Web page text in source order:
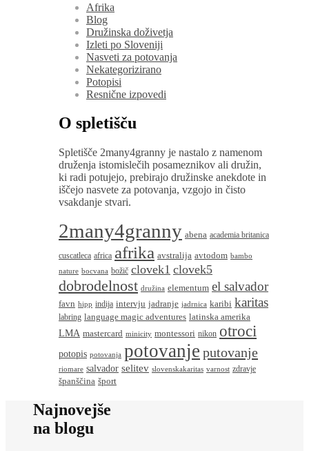
Afrika
Blog
Družinska doživetja
Izleti po Sloveniji
Nasveti za potovanja
Nekategorizirano
Potopisi
Resnične izpovedi
O spletišču
Spletišče 2many4granny je nastalo z namenom
druženja istomislečih posameznikov ali družin,
ki radi potujejo, prebirajo družinske anekdote in
iščejo nasvete za potovanja, vzgojo in čisto
vsakdanje stvari.
2many4granny abena academia britanica
cuscatleca africa afrika avstralija avtodom bambo
nature bocvana božič clovek1 clovek5
dobrodelnost družina elementum el salvador
favn hipp indija intervju jadranje jadrnica karibi karitas
labring language magic adventures latinska amerika
LMA mastercard minicity montessori nikon otroci
potopis potovanja potovanje putovanje
riomare salvador selitev slovenskakaritas varnost zdravje
španščina šport
Najnovejše
na blogu